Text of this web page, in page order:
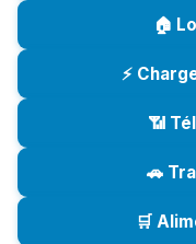
🏠
⚡
📶
🚗
🛒